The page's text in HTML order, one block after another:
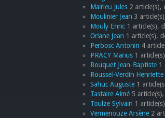
Malrieu Jules 2 article(s),
Moulinier Jean 3
Mouly Enric 1 article(s),
Orlane Jean 1 article(s),
Perbosc Antonin 4
PRACY Marius 1
Rouquet Jean-Baptiste 1
Roussel-Verdin Henriette
Sahuc Auguste 1
Tastaire Aimé 5
Toulze Sylvain 1
Vermenouze Arsène 2